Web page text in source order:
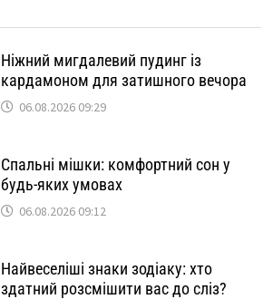
Ніжний мигдалевий пудинг із
кардамоном для затишного вечора
06.08.2026 09:29
Спальні мішки: комфортний сон у
будь-яких умовах
06.08.2026 09:12
Найвеселіші знаки зодіаку: хто
здатний розсмішити вас до сліз?